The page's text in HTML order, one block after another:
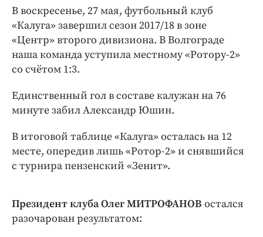
ПРОЕКТЫ
Блоги
Издания
Медиаперсона
Клиника года
Работодатель года
В воскресенье, 27 мая, футбольный клуб
«Калуга» завершил сезон 2017/18 в зоне
«Центр» второго дивизиона. В Волгограде
наша команда уступила местному «Ротору-2»
со счётом 1:3.
Единственный гол в составе калужан на 76
минуте забил Александр Юшин.
В итоговой таблице «Калуга» осталась на 12
месте, опередив лишь «Ротор-2» и снявшийся
с турнира пензенский «Зенит».
Президент клуба Олег МИТРОФАНОВ остался
разочарован результатом: